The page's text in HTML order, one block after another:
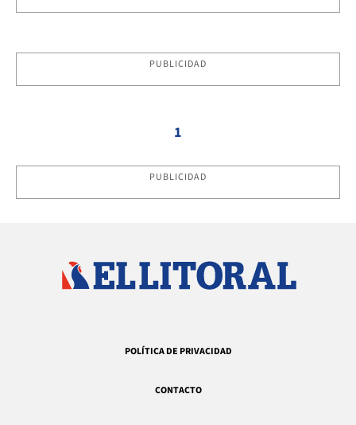
PUBLICIDAD
1
PUBLICIDAD
POLÍTICA DE PRIVACIDAD
CONTACTO